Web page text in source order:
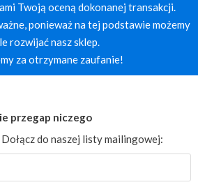
Twoją oceną dokonanej transakcji.
ponieważ na tej podstawie możemy
rozwijać nasz sklep.
za otrzymane zaufanie!
przegap niczego
do naszej listy mailingowej: